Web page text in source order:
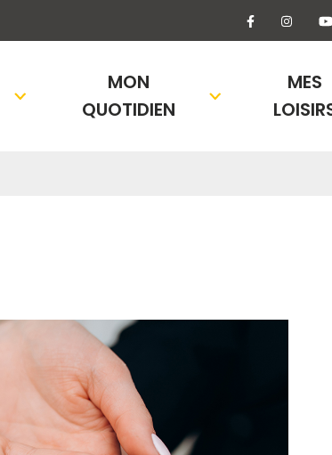
Lien vers
Lien
MON
QUOTIDIEN
MES